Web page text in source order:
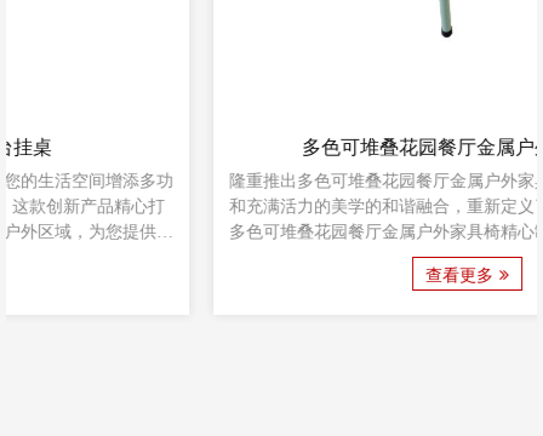
多色可堆叠花园餐厅金属户外家具椅子
隆重推出多色可堆叠花园餐厅金属户外家具椅 - 功能性、耐用性
和充满活力的美学的和谐融合，重新定义了户外座椅体验。这款
多色可堆叠花园餐厅金属户外家具椅精心制作，注重细节，它不
金属户外家具椅有多种颜色可供选择，包括活泼的黄色、宁静的